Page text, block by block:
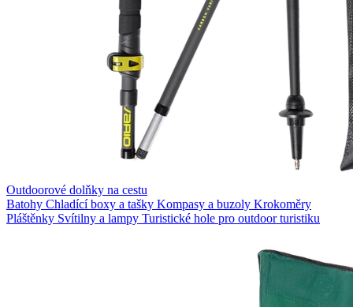
Outdoorové dolňky na cestu
Batohy Chladící boxy a tašky Kompasy a buzoly Krokoměry
Pláštěnky Svítilny a lampy Turistické hole pro outdoor turistiku